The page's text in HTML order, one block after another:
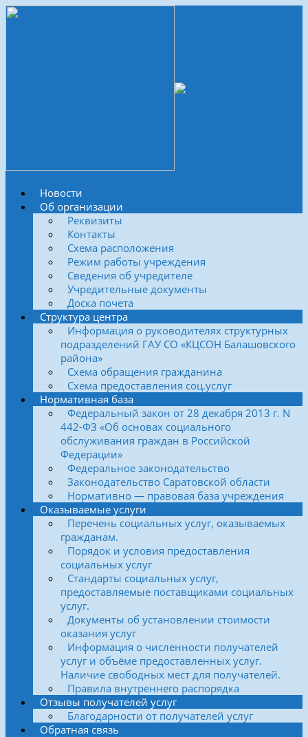
Новости
Об организации
Реквизиты
Контакты
Схема расположения
Режим работы учреждения
Сведения об учредителе
Учредительные документы
Доска почета
Структура центра
Информация о руководителях структурных
подразделений ГАУ СО «КЦСОН Балашовского
района»
Схема обращения гражданина
Схема предоставления соц.услуг
Нормативная база
Федеральный закон от 28 декабря 2013 г. N
442-ФЗ «Об основах социального
обслуживания граждан в Российской
Федерации»
Федеральное законодательство
Законодательство Саратовской области
Нормативно — правовая база учреждения
Оказываемые услуги
Перечень социальных услуг, оказываемых
гражданам.
Порядок и условия предоставления
социальных услуг
Стандарты социальных услуг,
предоставляемые поставщиками социальных
услуг.
Документы об установлении стоимости
оказания услуг
Информация о численности получателей
услуг и объёме предоставленных услуг.
Наличие свободных мест для получателей.
Правила внутреннего распорядка
Отзывы получателей услуг
Благодарности от получателей услуг
Обратная связь